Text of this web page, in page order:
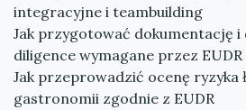
integracyjne i teambuilding
Jak przygotować dokumentację i
diligence wymagane przez EUDR
Jak przeprowadzić ocenę ryzyka
gastronomii zgodnie z EUDR